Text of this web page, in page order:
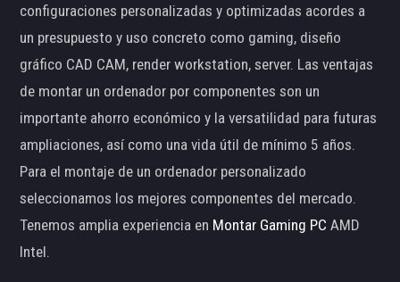
configuraciones personalizadas y optimizadas acordes a
un presupuesto y uso concreto como gaming, diseño
gráfico CAD CAM, render workstation, server. Las ventajas
de montar un ordenador por componentes son un
importante ahorro económico y la versatilidad para futuras
ampliaciones, así como una vida útil de mínimo 5 años.
Para el montaje de un ordenador personalizado
seleccionamos los mejores componentes del mercado.
Tenemos amplia experiencia en Montar Gaming PC AMD
Intel.